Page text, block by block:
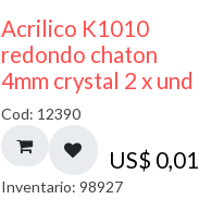
50% DESCUENTO
Acrilico K1010
redondo chaton
4mm crystal 2 x und
Cod: 12390
US$ 0,01
Inventario: 98927